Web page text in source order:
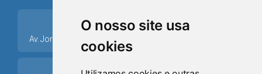
O nosso site usa
cookies
place
Av. Jorge Dariva, 1211, Centro CEP: 95520.000 - Osório/RS
ring_volume